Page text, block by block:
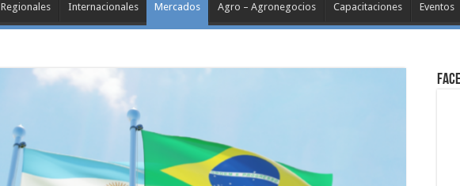
Regionales Internacionales Mercados Agro – Agronegocios Capacitaciones Eventos